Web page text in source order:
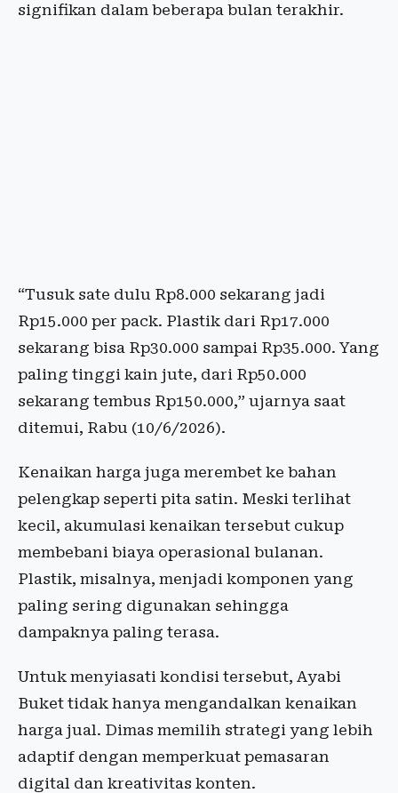
signifikan dalam beberapa bulan terakhir.
“Tusuk sate dulu Rp8.000 sekarang jadi
Rp15.000 per pack. Plastik dari Rp17.000
sekarang bisa Rp30.000 sampai Rp35.000. Yang
paling tinggi kain jute, dari Rp50.000
sekarang tembus Rp150.000,” ujarnya saat
ditemui, Rabu (10/6/2026).
Kenaikan harga juga merembet ke bahan
pelengkap seperti pita satin. Meski terlihat
kecil, akumulasi kenaikan tersebut cukup
membebani biaya operasional bulanan.
Plastik, misalnya, menjadi komponen yang
paling sering digunakan sehingga
dampaknya paling terasa.
Untuk menyiasati kondisi tersebut, Ayabi
Buket tidak hanya mengandalkan kenaikan
harga jual. Dimas memilih strategi yang lebih
adaptif dengan memperkuat pemasaran
digital dan kreativitas konten.